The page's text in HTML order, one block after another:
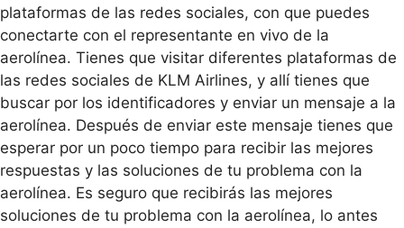
plataformas de las redes sociales, con que puedes
conectarte con el representante en vivo de la
aerolínea. Tienes que visitar diferentes plataformas de
las redes sociales de KLM Airlines, y allí tienes que
buscar por los identificadores y enviar un mensaje a la
aerolínea. Después de enviar este mensaje tienes que
esperar por un poco tiempo para recibir las mejores
respuestas y las soluciones de tu problema con la
aerolínea. Es seguro que recibirás las mejores
soluciones de tu problema con la aerolínea, lo antes